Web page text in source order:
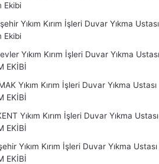
Ekibi
Yıkım Kırım İşleri Duvar Yıkma
Ekibi
Yıkım Kırım İşleri Duvar Yıkma
EKİBİ
Yıkım Kırım İşleri Duvar Yıkma
EKİBİ
Yıkım Kırım İşleri Duvar Yıkma
EKİBİ
Yıkım Kırım İşleri Duvar Yıkma
EKİBİ